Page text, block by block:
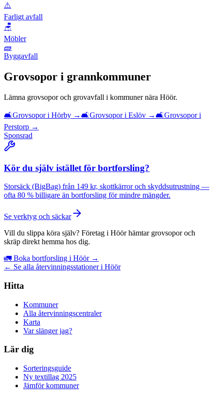
⚠️
Farligt avfall
🪑
Möbler
🧱
Byggavfall
Grovsopor i grannkommuner
Lämna grovsopor och grovavfall i kommuner nära Höör.
🛋️Grovsopori Hörby →🛋️Grovsopori Eslöv →🛋️Grovsopori
Perstorp →
Sponsrad
Kör du själv istället för bortforsling?
Storsäck (BigBag) från 149 kr, skottkärror och skyddsutrustning —
ofta 80 % billigare än bortforsling för mindre mängder.
Se verktyg och säckar
Vill du slippa köra själv? Företag i Höör hämtar grovsopor och
skräp direkt hemma hos dig.
🚛 Boka bortforsling i Höör →
← Se alla återvinningsstationer i Höör
Hitta
Kommuner
Alla återvinningscentraler
Karta
Var slänger jag?
Lär dig
Sorteringsguide
Ny textillag 2025
Jämför kommuner